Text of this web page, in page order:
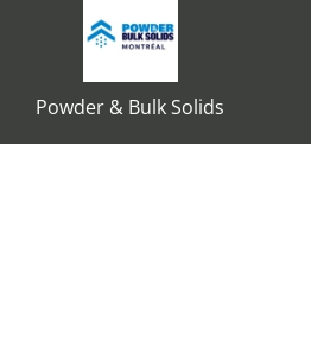
Powder & Bulk Solids